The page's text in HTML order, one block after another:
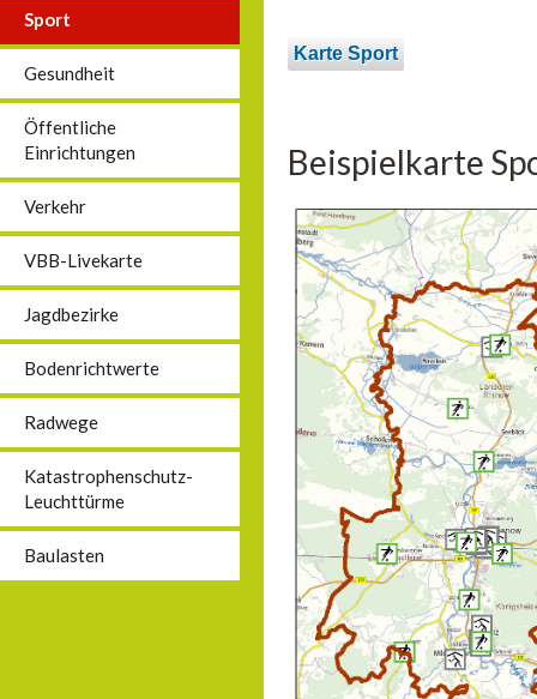
Sport
Gesundheit
Öffentliche
Einrichtungen
Verkehr
VBB-Livekarte
Jagdbezirke
Bodenrichtwerte
Radwege
Katastrophenschutz-
Leuchttürme
Baulasten
Karte Sport
Beispielkarte